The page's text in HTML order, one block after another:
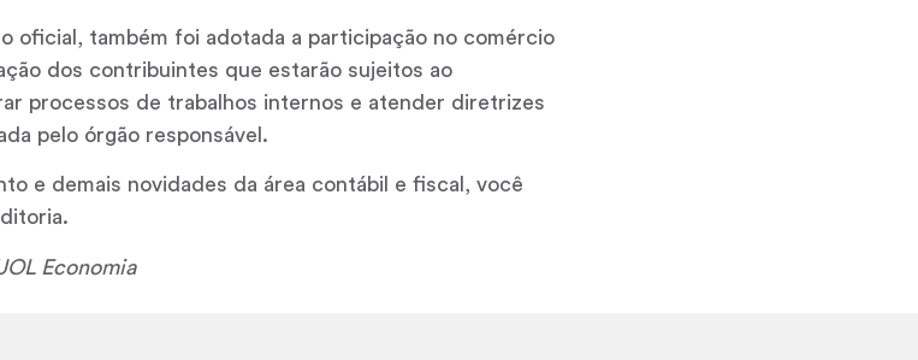
oficial, também foi adotada a participação no comércio
dos contribuintes que estarão sujeitos ao
processos de trabalhos internos e atender diretrizes
pelo órgão responsável.
e demais novidades da área contábil e fiscal, você
Economia